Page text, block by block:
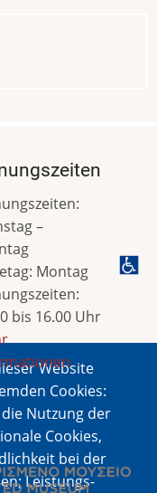
Website
Cookies:
Nutzung der
Cookies,
bei der
Leistungs-
–
Montag
bis 16.00 Uhr